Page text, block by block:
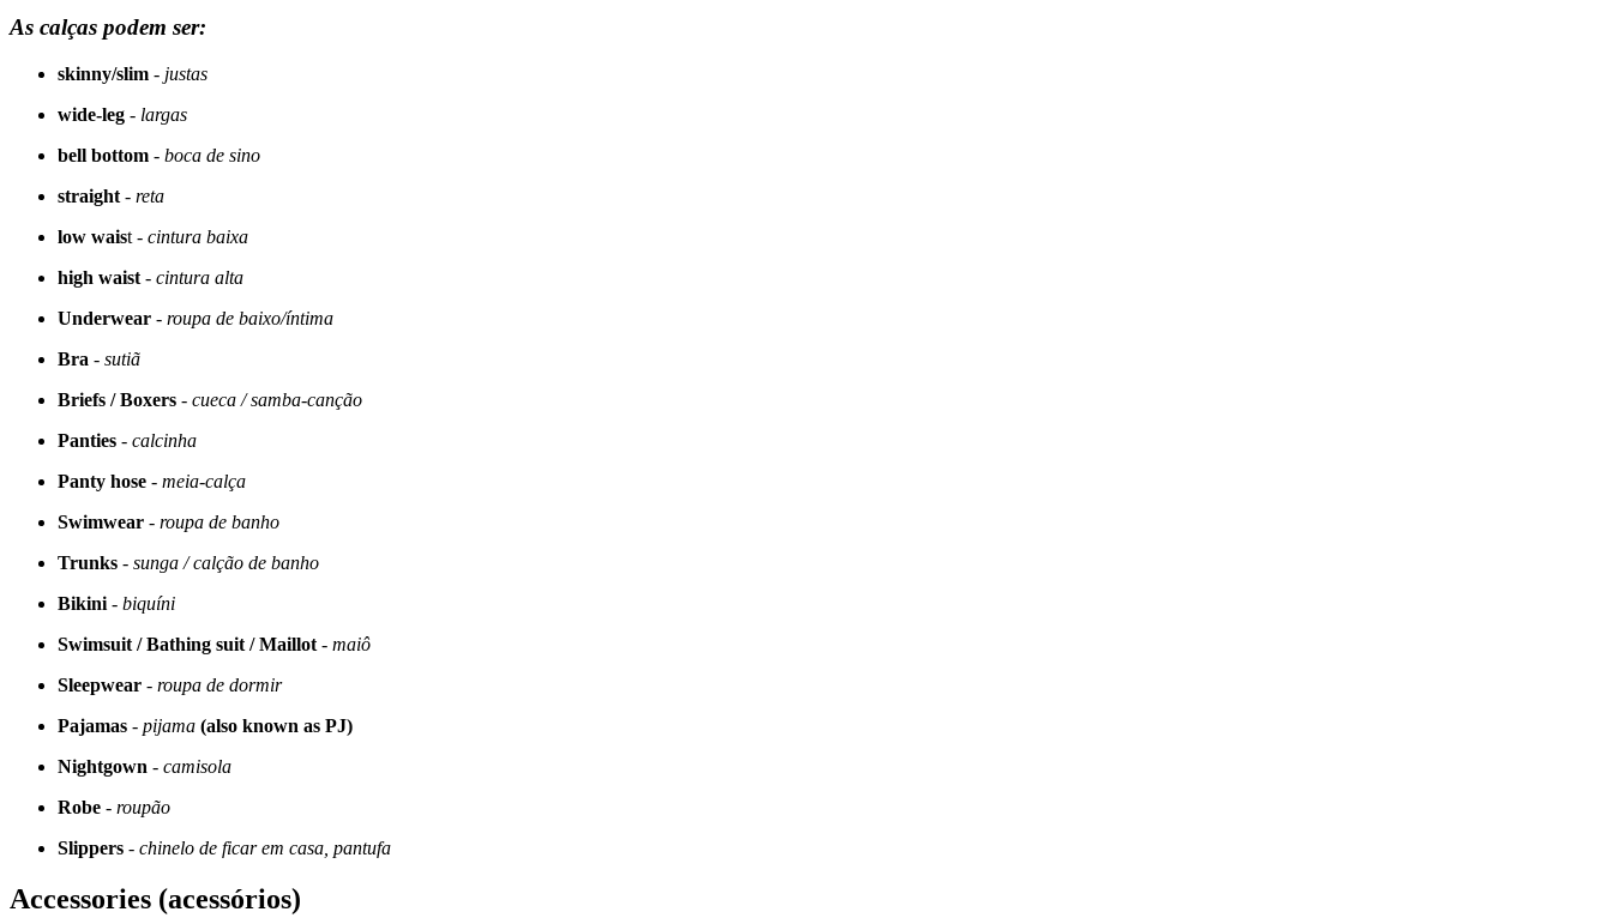
As calças podem ser:
skinny/slim - justas
wide-leg - largas
bell bottom - boca de sino
straight - reta
low waist - cintura baixa
high waist - cintura alta
Underwear - roupa de baixo/íntima
Bra - sutiã
Briefs / Boxers - cueca / samba-canção
Panties - calcinha
Panty hose - meia-calça
Swimwear - roupa de banho
Trunks - sunga / calção de banho
Bikini - biquíni
Swimsuit / Bathing suit / Maillot - maiô
Sleepwear - roupa de dormir
Pajamas - pijama (also known as PJ)
Nightgown - camisola
Robe - roupão
Slippers - chinelo de ficar em casa, pantufa
Accessories (acessórios)